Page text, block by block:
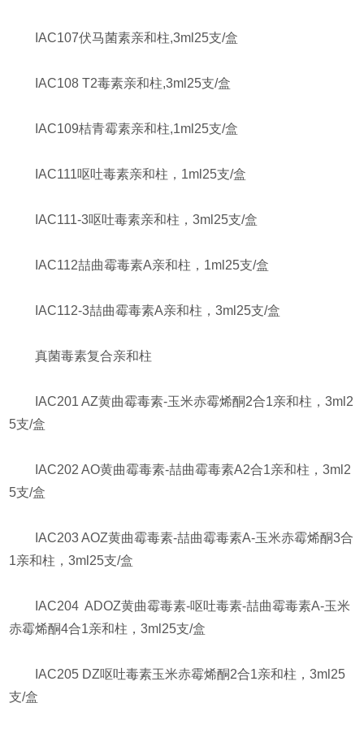
IAC107伏马菌素亲和柱,3ml25支/盒
IAC108 T2毒素亲和柱,3ml25支/盒
IAC109桔青霉素亲和柱,1ml25支/盒
IAC111呕吐毒素亲和柱，1ml25支/盒
IAC111-3呕吐毒素亲和柱，3ml25支/盒
IAC112喆曲霉毒素A亲和柱，1ml25支/盒
IAC112-3喆曲霉毒素A亲和柱，3ml25支/盒
真菌毒素复合亲和柱
IAC201 AZ黄曲霉毒素-玉米赤霉烯酮2合1亲和柱，3ml2
5支/盒
IAC202 AO黄曲霉毒素-喆曲霉毒素A2合1亲和柱，3ml2
5支/盒
IAC203 AOZ黄曲霉毒素-喆曲霉毒素A-玉米赤霉烯酮3合
1亲和柱，3ml25支/盒
IAC204 ADOZ黄曲霉毒素-呕吐毒素-喆曲霉毒素A-玉米
赤霉烯酮4合1亲和柱，3ml25支/盒
IAC205 DZ呕吐毒素玉米赤霉烯酮2合1亲和柱，3ml25
支/盒